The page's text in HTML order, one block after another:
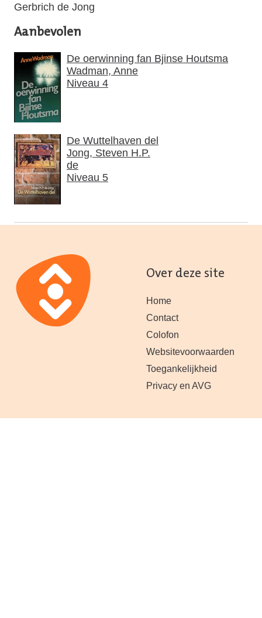
Gerbrich de Jong
Aanbevolen
De oerwinning fan Bjinse Houtsma
Wadman, Anne
Niveau 4
De Wuttelhaven del
Jong, Steven H.P.
de
Niveau 5
Over deze site
Home
Contact
Colofon
Websitevoorwaarden
Toegankelijkheid
Privacy en AVG